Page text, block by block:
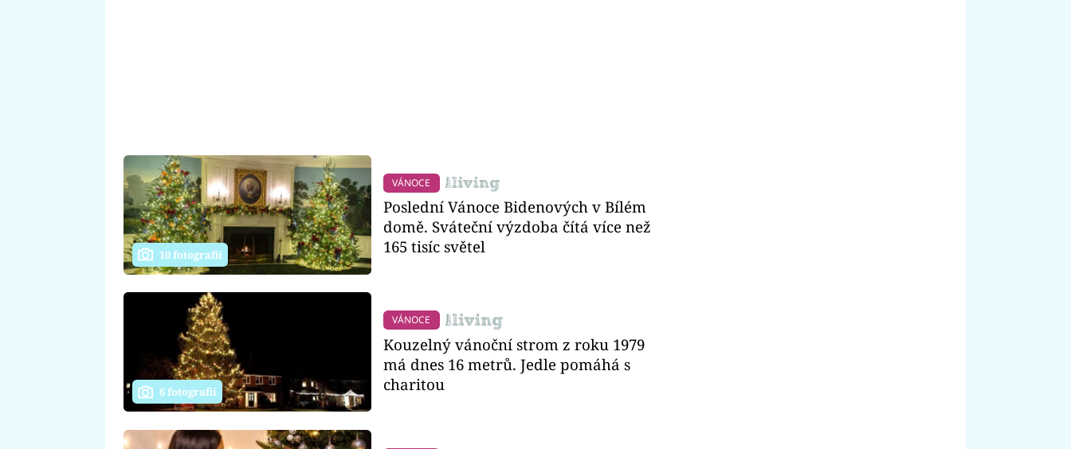
10 fotografií
VÁNOCE
Poslední Vánoce Bidenových v Bílém
domě. Sváteční výzdoba čítá více než
165 tisíc světel
6 fotografií
VÁNOCE
Kouzelný vánoční strom z roku 1979
má dnes 16 metrů. Jedle pomáhá s
charitou